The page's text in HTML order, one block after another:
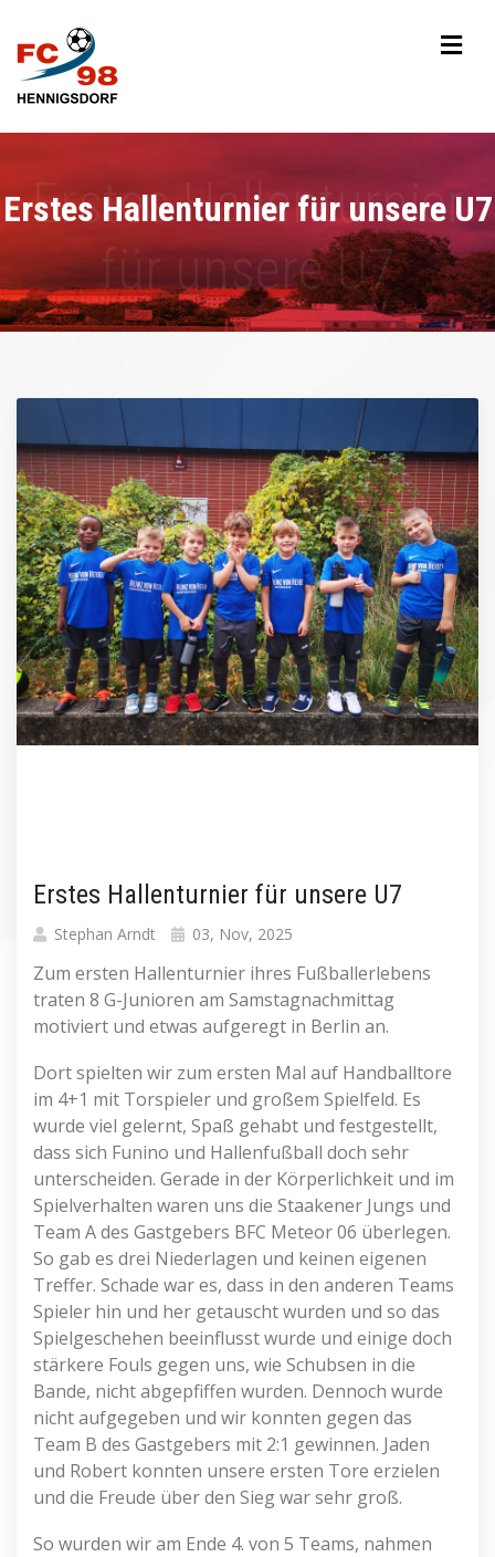
Erstes Hallenturnier für unsere U7
Erstes Hallenturnier für unsere U7
Stephan Arndt 03, Nov, 2025
Zum ersten Hallenturnier ihres Fußballerlebens
traten 8 G-Junioren am Samstagnachmittag
motiviert und etwas aufgeregt in Berlin an.
Dort spielten wir zum ersten Mal auf Handballtore
im 4+1 mit Torspieler und großem Spielfeld. Es
wurde viel gelernt, Spaß gehabt und festgestellt,
dass sich Funino und Hallenfußball doch sehr
unterscheiden. Gerade in der Körperlichkeit und im
Spielverhalten waren uns die Staakener Jungs und
Team A des Gastgebers BFC Meteor 06 überlegen.
So gab es drei Niederlagen und keinen eigenen
Treffer.️ Schade war es, dass in den anderen Teams
Spieler hin und her getauscht wurden und so das
Spielgeschehen beeinflusst wurde und einige doch
stärkere Fouls gegen uns, wie Schubsen in die
Bande, nicht abgepfiffen wurden. Dennoch wurde
nicht aufgegeben und wir konnten gegen das
Team B des Gastgebers mit 2:1 gewinnen. Jaden
und Robert konnten unsere ersten Tore erzielen
und die Freude über den Sieg war sehr groß.
So wurden wir am Ende 4. von 5 Teams, nahmen